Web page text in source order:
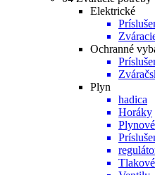
Elektrické
Ochranné
Plyn
hadica
Horáky